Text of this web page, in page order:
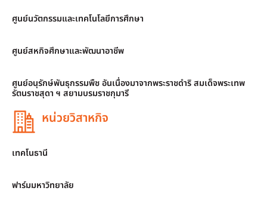
ศูนย์นวัตกรรมและเทคโนโลยีการศึกษา
ศูนย์สหกิจศึกษาและพัฒนาอาชีพ
ศูนย์อนุรักษ์พันธุกรรมพืช อันเนื่องมาจากพระราชดำริ สมเด็จพระเทพ
รัตนราชสุดา ฯ สยามบรมราชกุมารี
หน่วยวิสาหกิจ
เทคโนธานี
ฟาร์มมหาวิทยาลัย